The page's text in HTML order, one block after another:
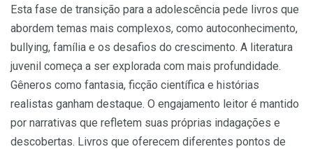
Esta fase de transição para a adolescência pede livros que
abordem temas mais complexos, como autoconhecimento,
bullying, família e os desafios do crescimento. A literatura
juvenil começa a ser explorada com mais profundidade.
Gêneros como fantasia, ficção científica e histórias
realistas ganham destaque. O engajamento leitor é mantido
por narrativas que refletem suas próprias indagações e
descobertas. Livros que oferecem diferentes pontos de